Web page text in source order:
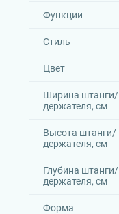
Функции
Стиль
Цвет
Ширина штанги/
держателя, см
Высота штанги/
держателя, см
Глубина штанги/
держателя, см
Форма